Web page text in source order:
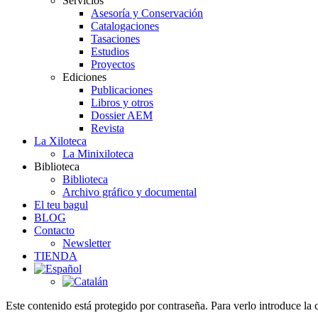
Asesoría y Conservación
Catalogaciones
Tasaciones
Estudios
Proyectos
Ediciones
Publicaciones
Libros y otros
Dossier AEM
Revista
La Xiloteca
La Minixiloteca
Biblioteca
Biblioteca
Archivo gráfico y documental
El teu bagul
BLOG
Contacto
Newsletter
TIENDA
Este contenido está protegido por contraseña. Para verlo introduce la